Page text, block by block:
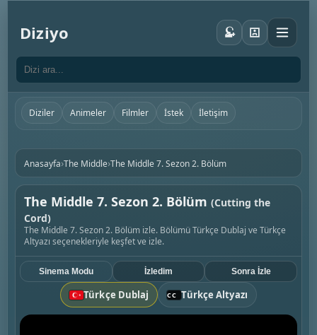
Diziyo
Diziler Animeler Filmler İstek İletişim
Anasayfa›The Middle›The Middle 7. Sezon 2. Bölüm
The Middle 7. Sezon 2. Bölüm (Cutting the
Cord)
The Middle 7. Sezon 2. Bölüm izle. Bölümü Türkçe Dublaj ve Türkçe
Altyazı seçenekleriyle keşfet ve izle.
Türkçe Dublaj Türkçe Altyazı
Sinema Modu İzledim Sonra İzle